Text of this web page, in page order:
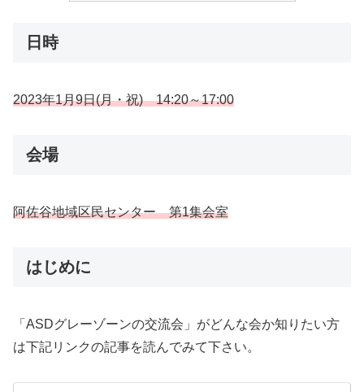
日時
2023年1月9日(月・祝) 14:20～17:00
会場
阿佐谷地域区民センター 第1集会室
はじめに
「ASDグレーゾーンの交流会」がどんな会か知りたい方
は下記リンクの記事を読んでみて下さい。